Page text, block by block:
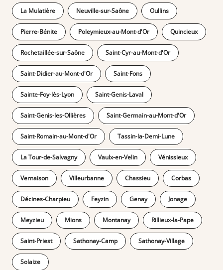
La Mulatière Neuville-sur-Saône Oullins
Pierre-Bénite Poleymieux-au-Mont-d'Or Quincieux
Rochetaillée-sur-Saône Saint-Cyr-au-Mont-d'Or
Saint-Didier-au-Mont-d'Or Saint-Fons
Sainte-Foy-lès-Lyon Saint-Genis-Laval
Saint-Genis-les-Ollières Saint-Germain-au-Mont-d'Or
Saint-Romain-au-Mont-d'Or Tassin-la-Demi-Lune
La Tour-de-Salvagny Vaulx-en-Velin Vénissieux
Vernaison Villeurbanne Chassieu Corbas
Décines-Charpieu Feyzin Genay Jonage
Meyzieu Mions Montanay Rillieux-la-Pape
Saint-Priest Sathonay-Camp Sathonay-Village
Solaize